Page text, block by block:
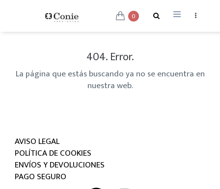
0
404. Error.
La página que estás buscando ya no se encuentra en
nuestra web.
AVISO LEGAL
POLÍTICA DE COOKIES
ENVÍOS Y DEVOLUCIONES
PAGO SEGURO